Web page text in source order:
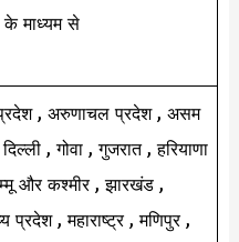
माध्यम से
, अरुणाचल प्रदेश , असम
, गोवा , गुजरात , हरियाणा
और कश्मीर , झारखंड ,
, महाराष्ट्र , मणिपुर ,